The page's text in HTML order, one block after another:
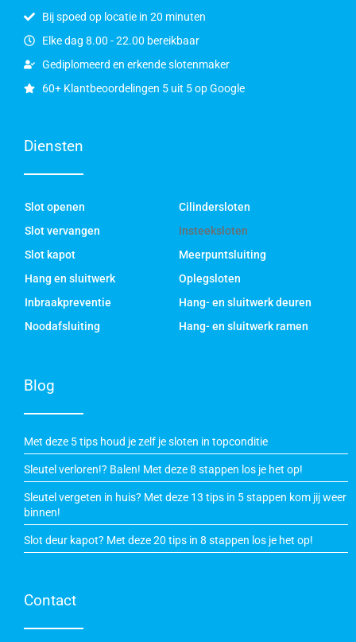
Bij spoed op locatie in 20 minuten
Elke dag 8.00 - 22.00 bereikbaar
Gediplomeerd en erkende slotenmaker
60+ Klantbeoordelingen 5 uit 5 op Google
Diensten
Slot openen
Slot vervangen
Slot kapot
Hang en sluitwerk
Inbraakpreventie
Noodafsluiting
Cilindersloten
Insteeksloten
Meerpuntsluiting
Oplegsloten
Hang- en sluitwerk deuren
Hang- en sluitwerk ramen
Blog
Met deze 5 tips houd je zelf je sloten in topconditie
Sleutel verloren!? Balen! Met deze 8 stappen los je het op!
Sleutel vergeten in huis? Met deze 13 tips in 5 stappen kom jij weer
binnen!
Slot deur kapot? Met deze 20 tips in 8 stappen los je het op!
Contact